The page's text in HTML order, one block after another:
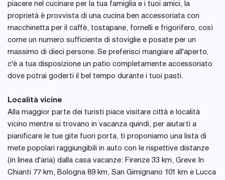
piacere nel cucinare per la tua famiglia e i tuoi amici, la
proprietà è provvista di una cucina ben accessoriata con
macchinetta per il caffè, tostapane, fornelli e frigorifero, così
come un numero sufficiente di stoviglie e posate per un
massimo di dieci persone. Se preferisci mangiare all'aperto,
c'è a tua disposizione un patio completamente accessoriato
dove potrai goderti il bel tempo durante i tuoi pasti.
Località vicine
Alla maggior parte dei turisti piace visitare città e località
vicino mentre si trovano in vacanza quindi, per aiutarti a
pianificare le tue gite fuori porta, ti proponiamo una lista di
mete popolari raggiungibili in auto con le rispettive distanze
(in linea d'aria) dalla casa vacanze: Firenze 33 km, Greve In
Chianti 77 km, Bologna 89 km, San Gimignano 101 km e Lucca